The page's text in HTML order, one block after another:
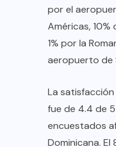
por el
Américas,
1% por la
aeropuerto de
La
fue de 4.4 de
encuestados
Dominicana.